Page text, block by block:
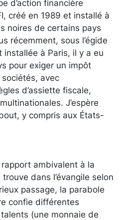
d’action financière
créé en 1989 et installé à
noires de certains pays
récemment, sous l’égide
installée à Paris, il y a eu
pour exiger un impôt
sociétés, avec
d’assiette fiscale,
J’espère
y compris aux États-
ambivalent à la
dans l’évangile selon
passage, la parabole
confie différentes
(une monnaie de